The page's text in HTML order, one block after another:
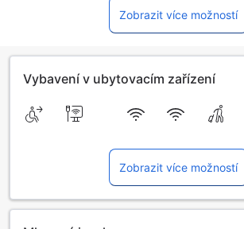
Zobrazit více možností
Vybavení v ubytovacím zařízení
Zobrazit více možností